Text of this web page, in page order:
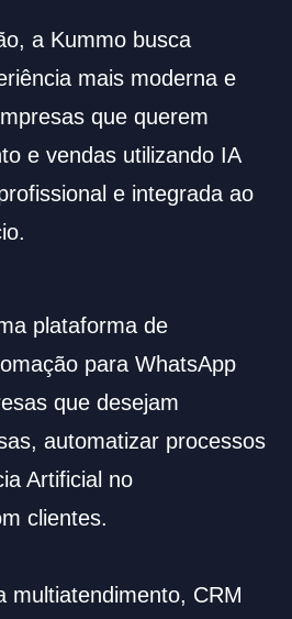
a Kummo busca
mais moderna e
que querem
e vendas utilizando IA
e integrada ao
plataforma de
para WhatsApp
que desejam
automatizar processos
Artificial no
clientes.
multiatendimento, CRM